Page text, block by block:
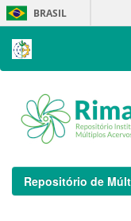
Skip
navigation
BRASIL
Repositório de